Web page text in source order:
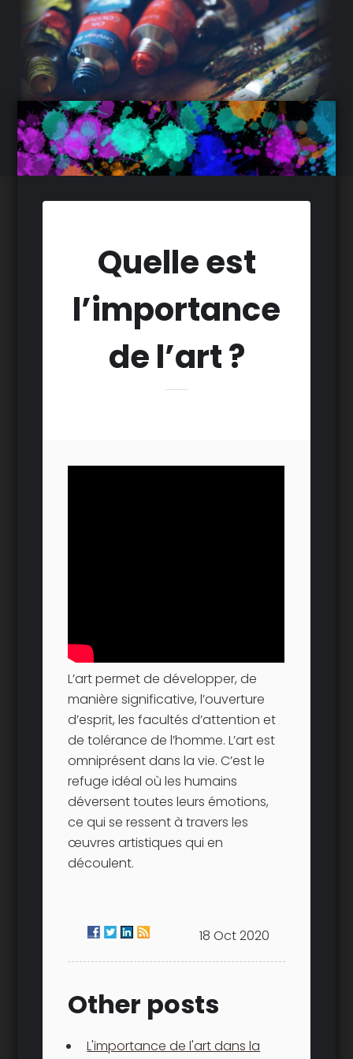
Quelle est
l’importance
de l’art ?
L’art permet de développer, de
manière significative, l’ouverture
d’esprit, les facultés d’attention et
de tolérance de l’homme. L’art est
omniprésent dans la vie. C’est le
refuge idéal où les humains
déversent toutes leurs émotions,
ce qui se ressent à travers les
œuvres artistiques qui en
découlent.
18 Oct 2020
Other posts
L'importance de l'art dans la